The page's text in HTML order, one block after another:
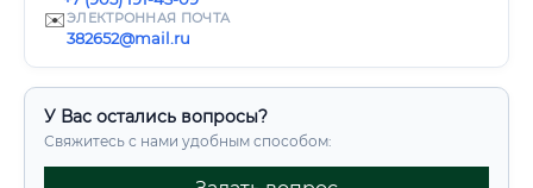
✉️ЭЛЕКТРОННАЯ ПОЧТА
382652@mail.ru
У Вас остались вопросы?
Свяжитесь с нами удобным способом: